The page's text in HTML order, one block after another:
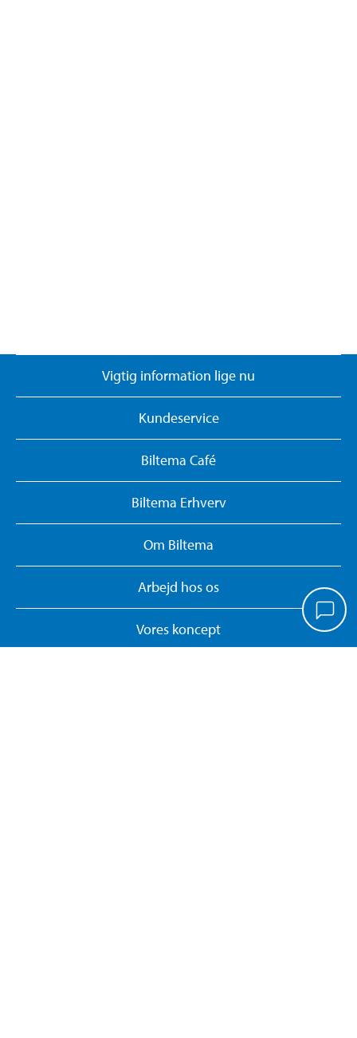
Vigtig information lige nu
Kundeservice
Biltema Café
Biltema Erhverv
Om Biltema
Arbejd hos os
Vores koncept